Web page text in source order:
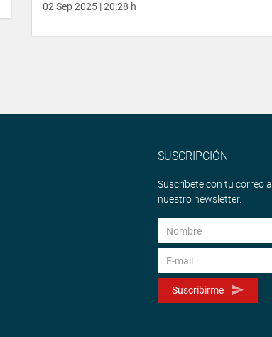
02 Sep 2025 | 20:28 h
SUSCRIPCIÓN
Suscríbete con tu correo a
nuestro newsletter.
Suscribirme